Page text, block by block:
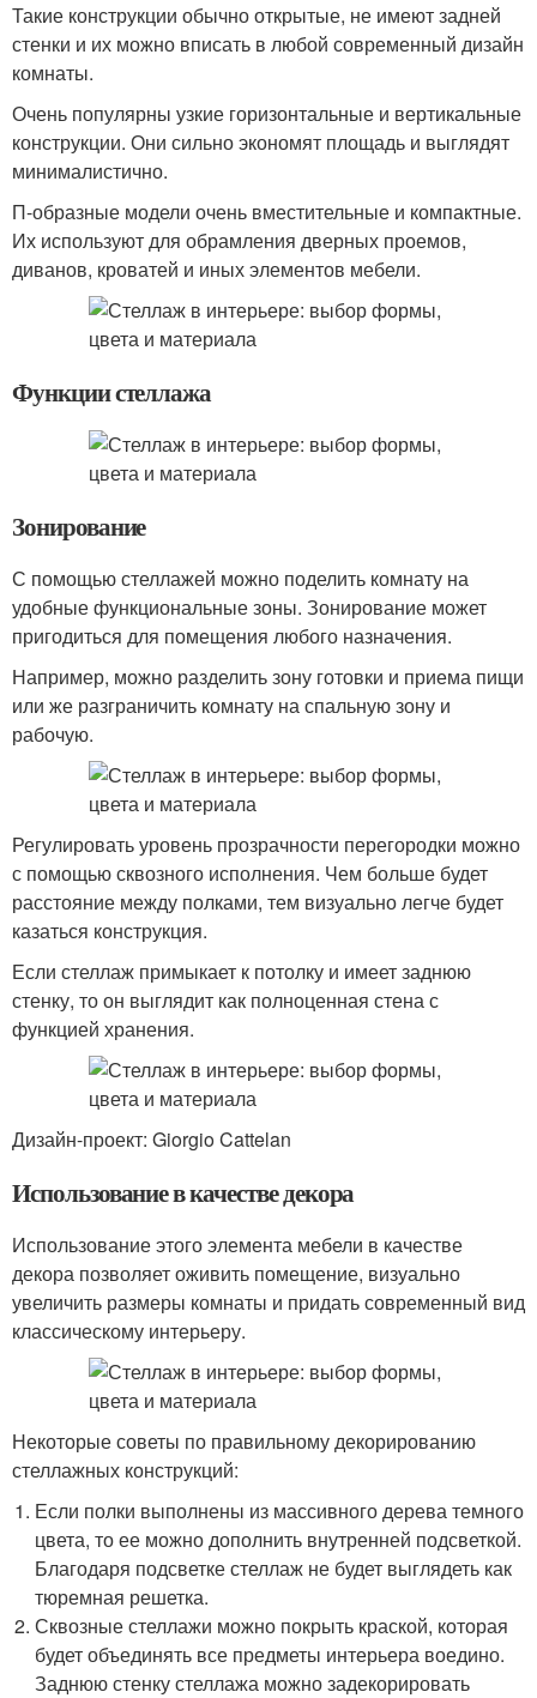
Такие конструкции обычно открытые, не имеют задней
стенки и их можно вписать в любой современный дизайн
комнаты.
Очень популярны узкие горизонтальные и вертикальные
конструкции. Они сильно экономят площадь и выглядят
минималистично.
П-образные модели очень вместительные и компактные.
Их используют для обрамления дверных проемов,
диванов, кроватей и иных элементов мебели.
Функции стеллажа
Зонирование
С помощью стеллажей можно поделить комнату на
удобные функциональные зоны. Зонирование может
пригодиться для помещения любого назначения.
Например, можно разделить зону готовки и приема пищи
или же разграничить комнату на спальную зону и
рабочую.
Регулировать уровень прозрачности перегородки можно
с помощью сквозного исполнения. Чем больше будет
расстояние между полками, тем визуально легче будет
казаться конструкция.
Если стеллаж примыкает к потолку и имеет заднюю
стенку, то он выглядит как полноценная стена с
функцией хранения.
Дизайн-проект: Giorgio Cattelan
Использование в качестве декора
Использование этого элемента мебели в качестве
декора позволяет оживить помещение, визуально
увеличить размеры комнаты и придать современный вид
классическому интерьеру.
Некоторые советы по правильному декорированию
стеллажных конструкций:
Если полки выполнены из массивного дерева темного
цвета, то ее можно дополнить внутренней подсветкой.
Благодаря подсветке стеллаж не будет выглядеть как
тюремная решетка.
Сквозные стеллажи можно покрыть краской, которая
будет объединять все предметы интерьера воедино.
Заднюю стенку стеллажа можно задекорировать